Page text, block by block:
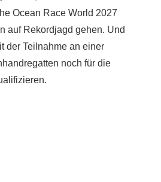
Ocean Race World 2027
auf Rekordjagd gehen. Und
der Teilnahme an einer
noch für die